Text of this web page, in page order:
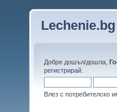
Lechenie.bg
Добре дошъл/дошла,
регистрирай
Влез с потребителско